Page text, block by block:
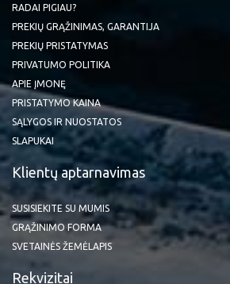
RADAI PIGIAU?
PREKIŲ GRĄŽINIMAS, GARANTIJA
PREKIŲ PRISTATYMAS
PRIVATUMO POLITIKA
APIE ĮMONĘ
PRISTATYMO KAINA
SĄLYGOS IR NUOSTATOS
SLAPUKAI
Klientų aptarnavimas
SUSISIEKITE SU MUMIS
GRĄŽINIMO FORMA
SVETAINĖS ŽEMĖLAPIS
Rekvizitai